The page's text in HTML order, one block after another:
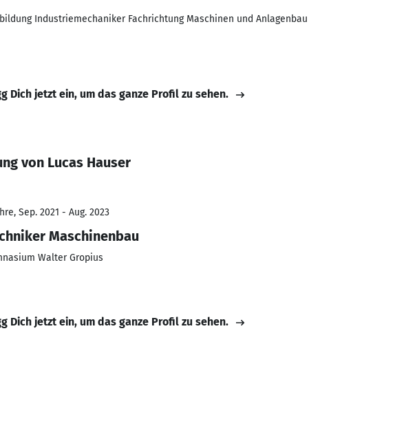
Industriemechaniker Fachrichtung Maschinen und Anlagenbau
Dich jetzt ein, um das ganze Profil zu sehen.
von Lucas Hauser
Sep. 2021 - Aug. 2023
Maschinenbau
Walter Gropius
Dich jetzt ein, um das ganze Profil zu sehen.